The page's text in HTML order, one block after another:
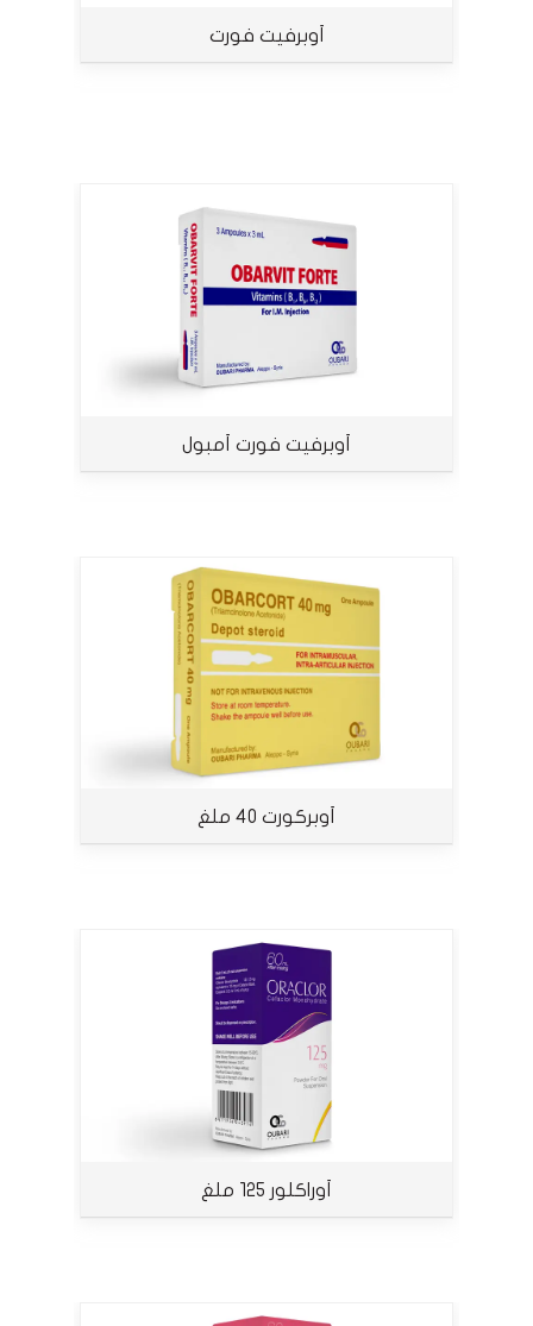
أوبرفيت فورت
أوبرفيت فورت أمبول
أوبركورت 40 ملغ
أوراكلور 125 ملغ